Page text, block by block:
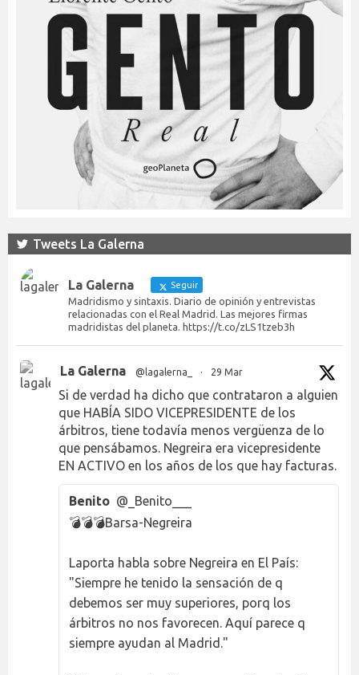
Tweets La Galerna
La Galerna Seguir
Madridismo y sintaxis. Diario de opinión y entrevistas
relacionadas con el Real Madrid. Las mejores firmas
madridistas del planeta. https://t.co/zLS1tzeb3h
La Galerna @lagalerna_ · 29 Mar
Si de verdad ha dicho que contrataron a alguien
que HABÍA SIDO VICEPRESIDENTE de los
árbitros, tiene todavía menos vergüenza de lo
que pensábamos. Negreira era vicepresidente
EN ACTIVO en los años de los que hay facturas.
Benito @_Benito___
💣💣💣Barsa-Negreira
Laporta habla sobre Negreira en El País:
"Siempre he tenido la sensación de q
debemos ser muy superiores, porq los
árbitros no nos favorecen. Aquí parece q
siempre ayudan al Madrid."